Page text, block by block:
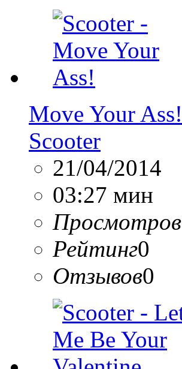
Move Your Ass!
Scooter
21/04/2014
03:27 мин
Просмотров
Рейтинг0
Отзывов0